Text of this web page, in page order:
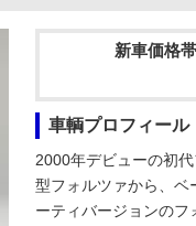
新車価格
車輌プロフィール
2000年デビューの初
型フォルツァから、ベ
ーティバージョンの